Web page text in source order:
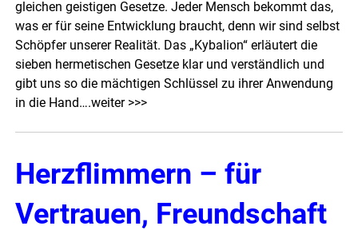
gleichen geistigen Gesetze. Jeder Mensch bekommt das,
was er für seine Entwicklung braucht, denn wir sind selbst
Schöpfer unserer Realität. Das „Kybalion“ erläutert die
sieben hermetischen Gesetze klar und verständlich und
gibt uns so die mächtigen Schlüssel zu ihrer Anwendung
in die Hand….weiter >>>
Herzflimmern – für
Vertrauen, Freundschaft